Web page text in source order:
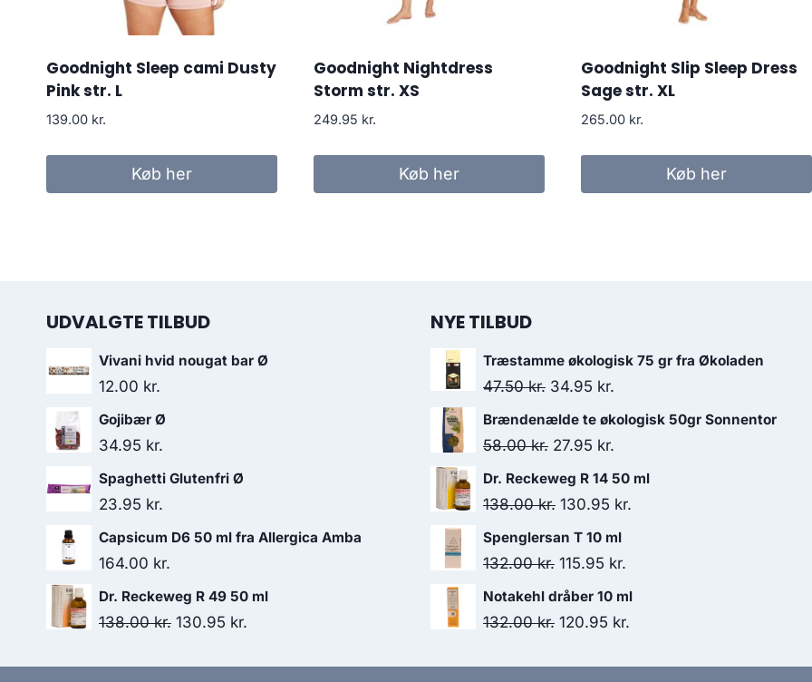
Goodnight Sleep cami Dusty
Pink str. L
139.00 kr.
Køb her
Goodnight Nightdress
Storm str. XS
249.95 kr.
Køb her
Goodnight Slip Sleep Dress
Sage str. XL
265.00 kr.
Køb her
UDVALGTE TILBUD
Vivani hvid nougat bar Ø
12.00 kr.
Gojibær Ø
34.95 kr.
Spaghetti Glutenfri Ø
23.95 kr.
Capsicum D6 50 ml fra Allergica Amba
164.00 kr.
Dr. Reckeweg R 49 50 ml
138.00kr. Den
130.95 kr.
NYE TILBUD
Træstamme økologisk 75 gr fra Økoladen
47.50kr. Den
oprindelige
pris
47.50 kr..
34.95 kr.
aktuelle
34.95 kr..
Brændenælde te økologisk 50gr Sonnentor
58.00kr. Den
oprindelige
pris
58.00 kr..
27.95 kr.
aktuelle
pris
Dr. Reckeweg R 14 50 ml
138.00kr. Den
oprindelige
pris
var:
138.00 kr..
130.95 kr.
Spenglersan T 10 ml
132.00kr. Den
oprindelige
pris
132.00 kr..
115.95 kr.
aktuelle
pris
115.95 kr..
Notakehl dråber 10 ml
132.00kr. Den
120.95 kr.